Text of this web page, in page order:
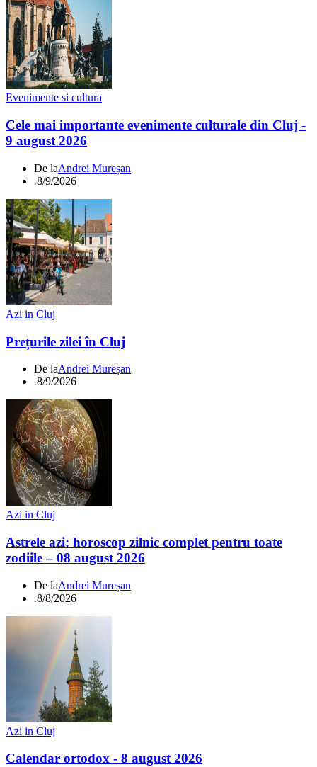
Evenimente si cultura
Cele mai importante evenimente culturale din Cluj -
9 august 2026
De laAndrei Mureșan
.8/9/2026
Azi in Cluj
Prețurile zilei în Cluj
De laAndrei Mureșan
.8/9/2026
Azi in Cluj
Astrele azi: horoscop zilnic complet pentru toate
zodiile – 08 august 2026
De laAndrei Mureșan
.8/8/2026
Azi in Cluj
Calendar ortodox - 8 august 2026